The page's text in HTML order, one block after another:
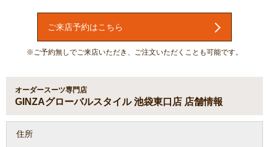
ご来店予約はこちら
※ご予約無しでご来店いただき、ご注文いただくことも可能です。
オーダースーツ専門店
GINZAグローバルスタイル 池袋東口店 店舗情報
住所